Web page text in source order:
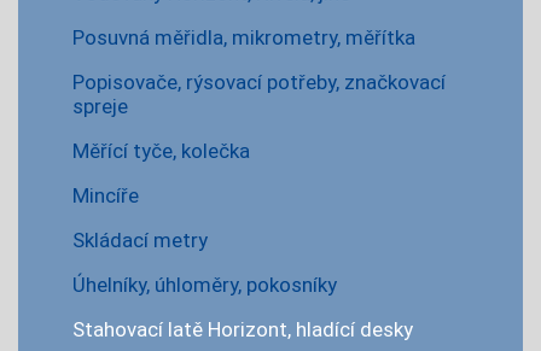
Posuvná měřidla, mikrometry, měřítka
Popisovače, rýsovací potřeby, značkovací
spreje
Měřící tyče, kolečka
Mincíře
Skládací metry
Úhelníky, úhloměry, pokosníky
Stahovací latě Horizont, hladící desky